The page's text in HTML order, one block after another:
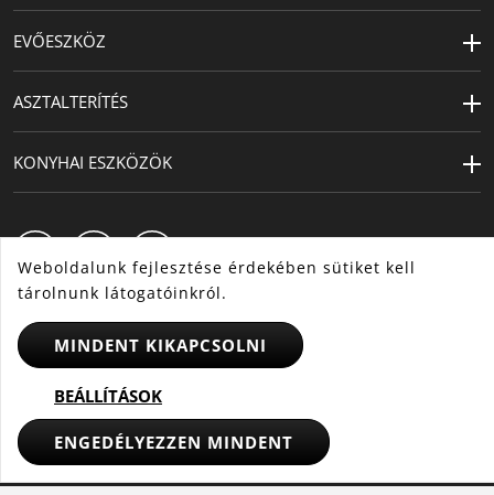
EVŐESZKÖZ
ASZTALTERÍTÉS
KONYHAI ESZKÖZÖK
© 2025 WMF - Minden jog fenntartva
Weboldalunk fejlesztése érdekében sütiket kell
tárolnunk látogatóinkról.
MINDENT KIKAPCSOLNI
BEÁLLÍTÁSOK
ENGEDÉLYEZZEN MINDENT